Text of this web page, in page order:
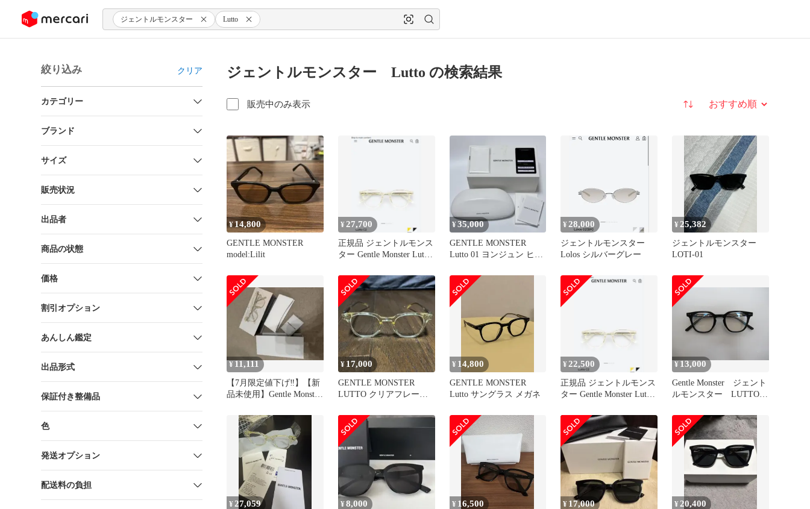
ツにスキップ ジェントルモンスター Lutto
絞り込み クリア
カテゴリー
ブランド
サイズ
販売状況
出品者
商品の状態
価格
割引オプション
あんしん鑑定
出品形式
保証付き整備品
色
発送オプション
配送料の負担
ジェントルモンスター Lutto の検索結果
販売中のみ表示 並び替え
¥14,800
GENTLE MONSTER
model:Lilit
¥ 27,700
正規品 ジェントルモンス
ター Gentle Monster Lutto
¥35,000
GENTLE MONSTER
Lutto 01 ヨンジュン ヒス
¥ 28,000
ジェントルモンスター
Lolos シルバーグレー
¥ 25,382
ジェントルモンスター
LOTI-01
¥ 11,111
【7月限定値下げ‼︎】【新
品未使用】Gentle Monster
¥ 17,000
GENTLE MONSTER
LUTTO クリアフレーム
¥ 14,800
GENTLE MONSTER
Lutto サングラス メガネ
¥ 22,500
正規品 ジェントルモンス
ター Gentle Monster Lutto
¥ 13,000
Gentle Monster ジェント
ルモンスター LUTTO
ス 眼鏡 レディース
メンズ ユニセックス
人気 定番 中古 度な
し 激安 即購入大歓
迎 K567
¥ 27,059 ¥8,000 ¥ 16,500 ¥ 17,000 ¥ 20,400